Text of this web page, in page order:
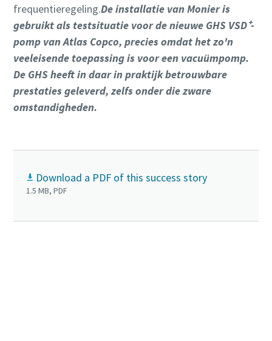
frequentieregeling.De installatie van Monier is
gebruikt als testsituatie voor de nieuwe GHS VSD⁺-
pomp van Atlas Copco, precies omdat het zo'n
veeleisende toepassing is voor een vacuümpomp.
De GHS heeft in daar in praktijk betrouwbare
prestaties geleverd, zelfs onder die zware
omstandigheden.
Download a PDF of this success story
1.5 MB, PDF